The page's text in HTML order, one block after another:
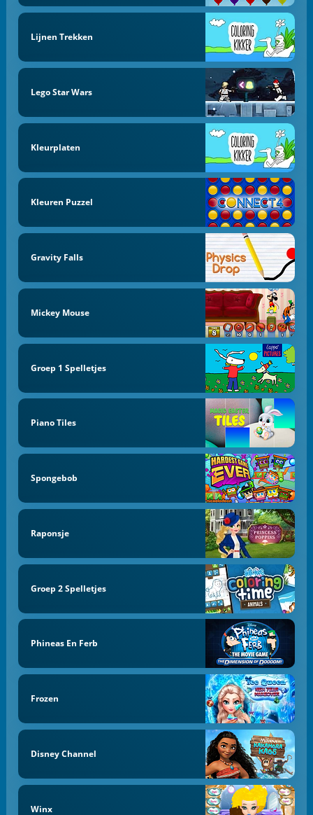
Lijnen Trekken
Lego Star Wars
Kleurplaten
Kleuren Puzzel
Gravity Falls
Mickey Mouse
Groep 1 Spelletjes
Piano Tiles
Spongebob
Raponsje
Groep 2 Spelletjes
Phineas En Ferb
Frozen
Disney Channel
Winx